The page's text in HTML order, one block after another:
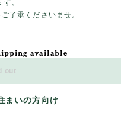
。
了承くださいませ。
available
out
まいの方向け